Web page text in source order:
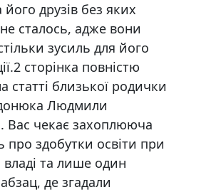
його друзів без яких
сталось, адже вони
зусиль для його
сторінка повністю
статті близької родички
Людмили
Вас чекає захоплююча
про здобутки освіти при
владі та лише один
де згадали